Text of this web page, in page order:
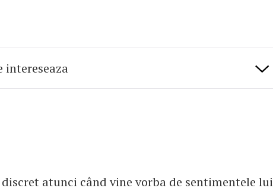
atunci când vine vorba de sentimentele lui